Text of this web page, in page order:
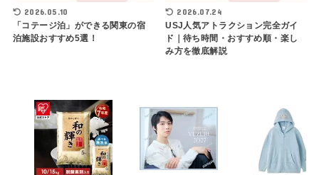
2026.05.10
「コテージ泊」ができる関東の宿
泊施設おすすめ5選！
2026.07.24
USJ人気アトラクション完全ガイ
ド｜待ち時間・おすすめ順・楽し
み方を徹底解説